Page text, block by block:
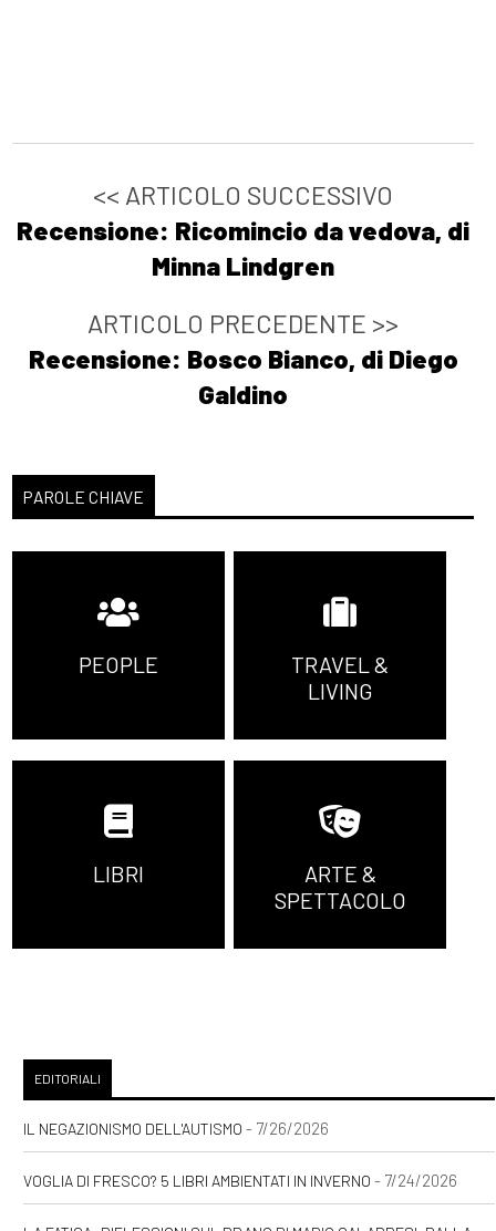
<< ARTICOLO SUCCESSIVO
Recensione: Ricomincio da vedova, di
Minna Lindgren
ARTICOLO PRECEDENTE >>
Recensione: Bosco Bianco, di Diego
Galdino
PAROLE CHIAVE
PEOPLE
TRAVEL &
LIVING
LIBRI
ARTE &
SPETTACOLO
EDITORIALI
IL NEGAZIONISMO DELL'AUTISMO - 7/26/2026
VOGLIA DI FRESCO? 5 LIBRI AMBIENTATI IN INVERNO - 7/24/2026